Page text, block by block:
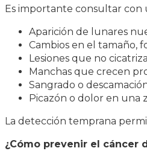
Es importante consultar con
Aparición de lunares
Cambios en el tamaño,
Lesiones que no
Manchas que crecen
Sangrado o
Picazón o dolor en una
La detección temprana
¿Cómo prevenir el cáncer